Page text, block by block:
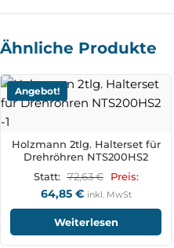
Ähnliche Produkte
Angebot!
Holzmann 2tlg. Halterset für
Drehröhren NTS200HS2
Statt: 72,63€ Preis:
64,85 € inkl. MwSt
Weiterlesen